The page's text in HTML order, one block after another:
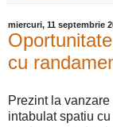
miercuri, 11 septembrie
cu
Prezint la
intabulat spatiu